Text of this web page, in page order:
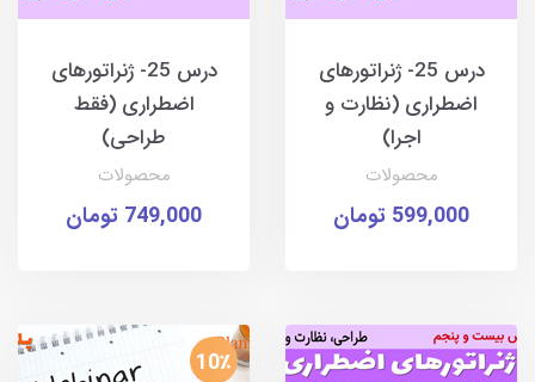
درس 25- ژنراتورهای
اضطراری (نظارت و
اجرا)
محصولات
599,000 تومان
درس 25- ژنراتورهای
اضطراری (فقط
طراحی)
محصولات
749,000 تومان
10٪